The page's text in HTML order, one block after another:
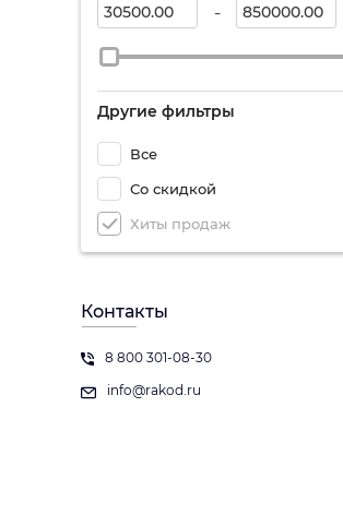
-
Другие фильтры
Все
Со скидкой
Хиты продаж
Контакты
8 800 301-08-30
info@rakod.ru